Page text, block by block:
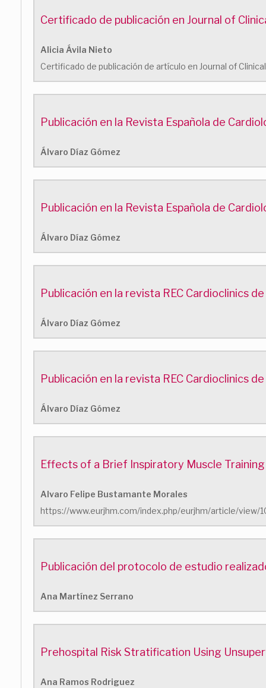
Certificado de publicación en Journal of
Alicia Ávila Nieto
Certificado de publicación de artículo en Journal of
Publicación en la Revista Española de
Álvaro Díaz Gómez
Publicación en la Revista Española de
Álvaro Díaz Gómez
Publicación en la revista REC Cardioclinics
Álvaro Díaz Gómez
Publicación en la revista REC Cardioclinics
Álvaro Díaz Gómez
Effects of a Brief Inspiratory Muscle
Alvaro Felipe Bustamante Morales
https://www.eurjhm.com/index.php/eurjhm/article/view/
Publicación del protocolo de estudio
Ana Martínez Serrano
Prehospital Risk Stratification Using
Ana Ramos Rodriguez